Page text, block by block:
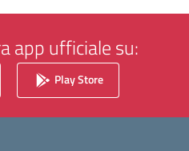
app ufficiale su:
Play Store